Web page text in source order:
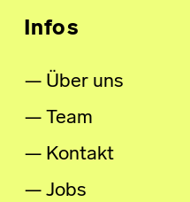
Infos
Über uns
Team
Kontakt
Jobs